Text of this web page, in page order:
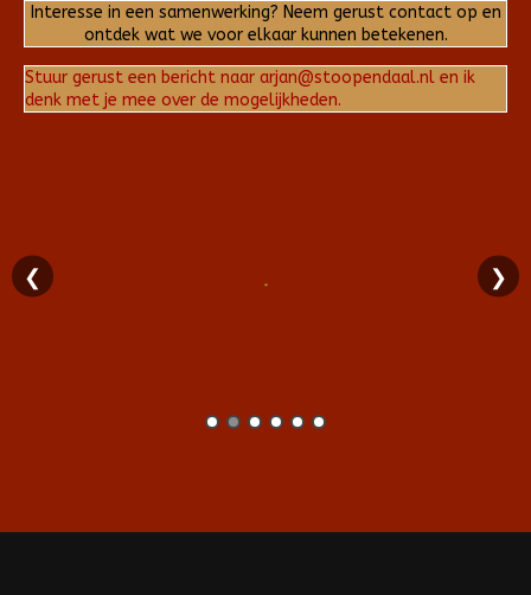
Interesse in een samenwerking? Neem gerust contact op en
ontdek wat we voor elkaar kunnen betekenen.
Stuur gerust een bericht naar arjan@stoopendaal.nl en ik
denk met je mee over de mogelijkheden.
❮ ❯